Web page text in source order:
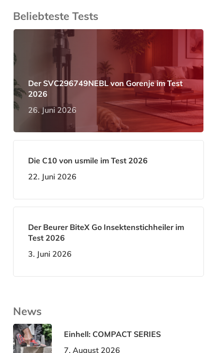
Beliebteste Tests
Der SVC296749NEBL von Gorenje im Test
2026
26. Juni 2026
Die C10 von usmile im Test 2026
22. Juni 2026
Der Beurer BiteX Go Insektenstichheiler im
Test 2026
3. Juni 2026
News
Einhell: COMPACT SERIES
7. August 2026